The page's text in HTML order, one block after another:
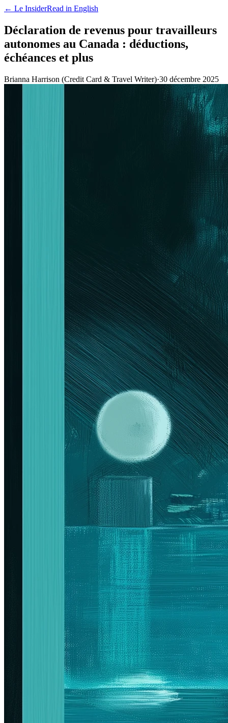
← Le InsiderRead in English
Déclaration de revenus pour travailleurs
autonomes au Canada : déductions,
échéances et plus
Brianna Harrison (Credit Card & Travel Writer)·30 décembre 2025